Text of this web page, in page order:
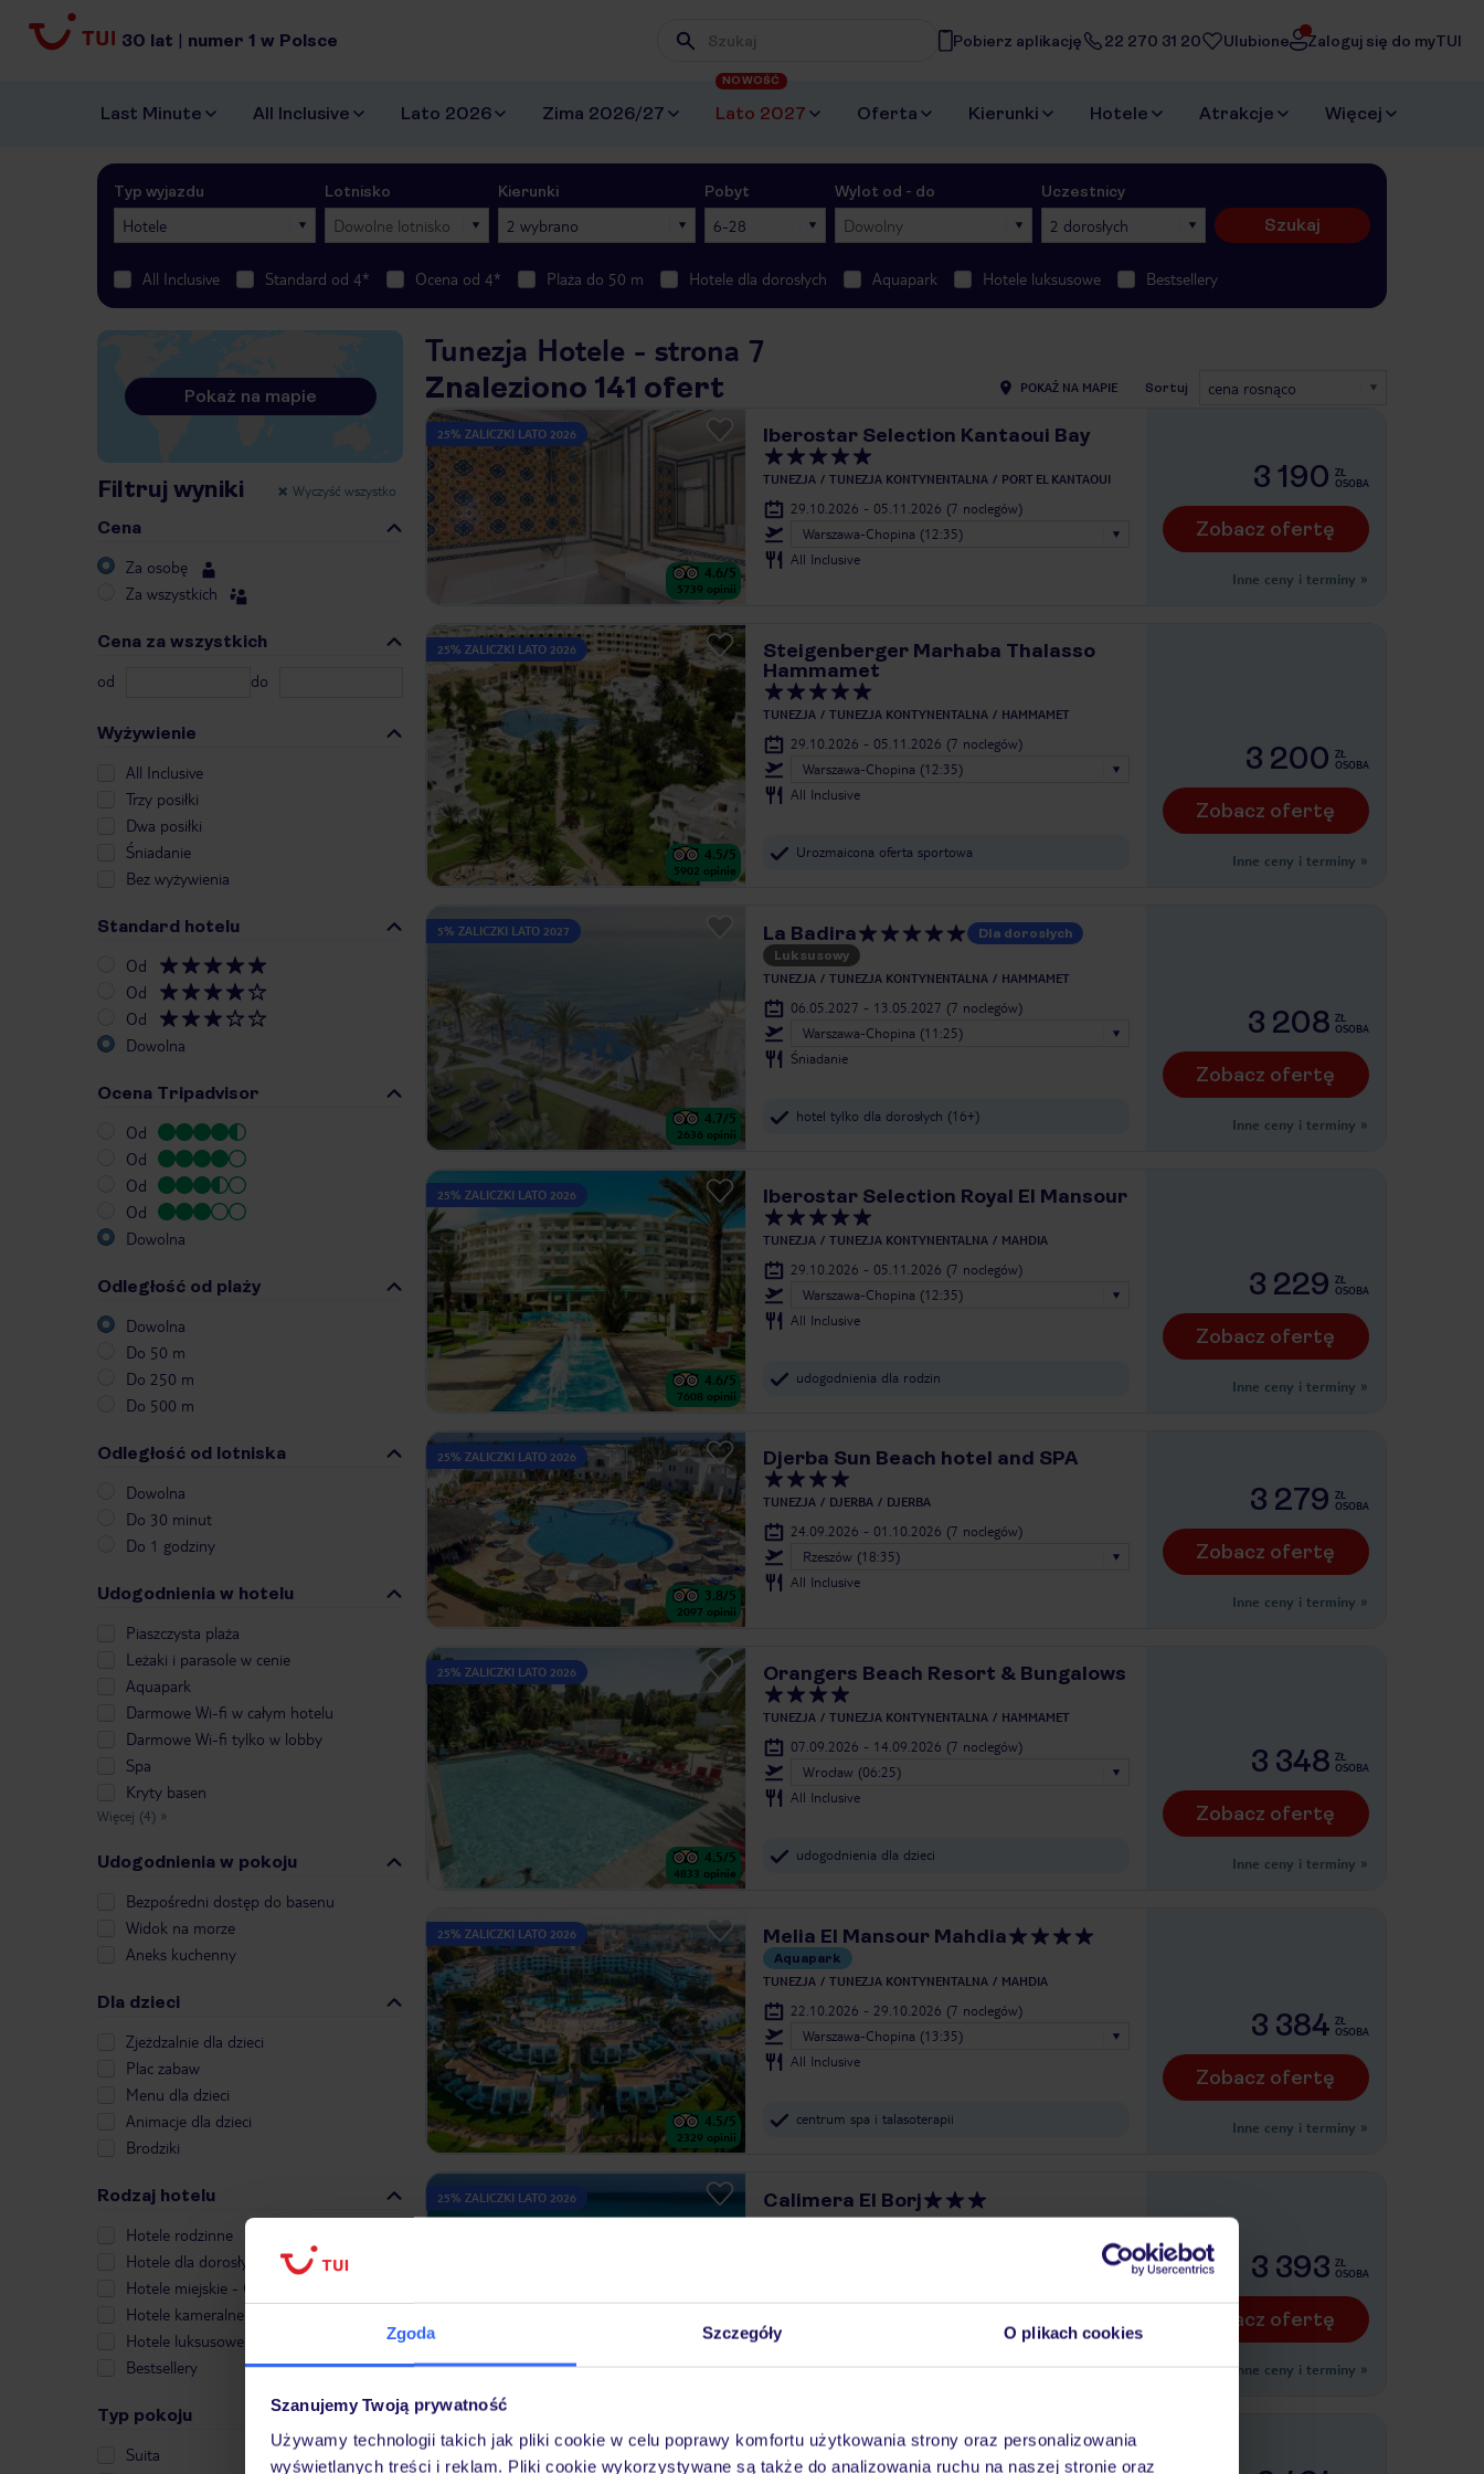
Zgoda Szczegóły O plikach cookies
Szanujemy Twoją prywatność
Używamy technologii takich jak pliki cookie w celu poprawy komfortu użytkowania strony oraz personalizowania
wyświetlanych treści i reklam. Pliki cookie wykorzystywane są także do analizowania ruchu na naszej stronie oraz
30 lat | numer 1 w Polsce Wpisz frazę, której szukasz
Pobierz aplikację 22 270 31 20 Ulubione Zaloguj się do myTUI
Last Minute All Inclusive Lato 2026 Zima 2026/27 Lato 2027
NOWOŚĆ
Oferta Kierunki Hotele Atrakcje Więcej
Typ wyjazdu
Hotele
Lotnisko
Dowolne lotnisko
Kierunki
2 wybrano
Pobyt
6-28
Wylot od - do
Dowolny
Uczestnicy
2 dorosłych Szukaj
All Inclusive Standard od 4* Ocena od 4* Plaża do 50 m Hotele dla dorosłych Aquapark Hotele luksusowe Bestsellery
Pokaż na mapie
Filtruj wyniki Wyczyść wszystko
Cena
Za osobę
Za wszystkich
Cena za wszystkich
od do
Wyżywienie
All Inclusive
Trzy posiłki
Dwa posiłki
Śniadanie
Bez wyżywienia
Standard hotelu
Od
Od
Od
Dowolna
Ocena Tripadvisor
Od
Od
Od
Od
Dowolna
Odległość od plaży
Dowolna
Do 50 m
Do 250 m
Do 500 m
Odległość od lotniska
Dowolna
Do 30 minut
Do 1 godziny
Udogodnienia w hotelu
Piaszczysta plaża
Leżaki i parasole w cenie
Aquapark
Darmowe Wi-fi w całym hotelu
Darmowe Wi-fi tylko w lobby
Spa
Kryty basen
Więcej (4) »
Udogodnienia w pokoju
Bezpośredni dostęp do basenu
Widok na morze
Aneks kuchenny
Dla dzieci
Zjeżdzalnie dla dzieci
Plac zabaw
Menu dla dzieci
Animacje dla dzieci
Brodziki
Rodzaj hotelu
Hotele rodzinne
Hotele dla dorosłych
Hotele miejskie - City Break
Hotele kameralne
Hotele luksusowe
Bestsellery
Typ pokoju
Suita
Tunezja Hotele - strona 7
Znaleziono 141 ofert POKAŻ NA MAPIE Sortuj cena rosnąco
25% ZALICZKI LATO 2026
4.6/5
5739 opinii
Iberostar Selection Kantaoui Bay
TUNEZJA TUNEZJA KONTYNENTALNA PORT EL KANTAOUI
29.10.2026 - 05.11.2026 (7 noclegów)
Warszawa-Chopina (12:35)
All Inclusive
3 190 ZŁ
OSOBA
Zobacz ofertę
Inne ceny i terminy »
25% ZALICZKI LATO 2026
4.5/5
5902 opinie
Steigenberger Marhaba Thalasso
Hammamet
TUNEZJA TUNEZJA KONTYNENTALNA HAMMAMET
29.10.2026 - 05.11.2026 (7 noclegów)
Warszawa-Chopina (12:35)
All Inclusive
Urozmaicona oferta sportowa
3 200 ZŁ
OSOBA
Zobacz ofertę
Inne ceny i terminy »
5% ZALICZKI LATO 2027
4.7/5
2636 opinii
La Badira
Dla dorosłych
Luksusowy
TUNEZJA TUNEZJA KONTYNENTALNA HAMMAMET
06.05.2027 - 13.05.2027 (7 noclegów)
Warszawa-Chopina (11:25)
Śniadanie
hotel tylko dla dorosłych (16+)
3 208 ZŁ
OSOBA
Zobacz ofertę
Inne ceny i terminy »
25% ZALICZKI LATO 2026
4.6/5
7608 opinii
Iberostar Selection Royal El Mansour
TUNEZJA TUNEZJA KONTYNENTALNA MAHDIA
29.10.2026 - 05.11.2026 (7 noclegów)
Warszawa-Chopina (12:35)
All Inclusive
udogodnienia dla rodzin
3 229 ZŁ
OSOBA
Zobacz ofertę
Inne ceny i terminy »
25% ZALICZKI LATO 2026
3.8/5
2097 opinii
Djerba Sun Beach hotel and SPA
TUNEZJA DJERBA DJERBA
24.09.2026 - 01.10.2026 (7 noclegów)
Rzeszów (18:35)
All Inclusive
3 279 ZŁ
OSOBA
Zobacz ofertę
Inne ceny i terminy »
25% ZALICZKI LATO 2026
4.5/5
4833 opinie
Orangers Beach Resort & Bungalows
TUNEZJA TUNEZJA KONTYNENTALNA HAMMAMET
07.09.2026 - 14.09.2026 (7 noclegów)
Wrocław (06:25)
All Inclusive
udogodnienia dla dzieci
3 348 ZŁ
OSOBA
Zobacz ofertę
Inne ceny i terminy »
25% ZALICZKI LATO 2026
4.5/5
2329 opinii
Melia El Mansour Mahdia
Aquapark
TUNEZJA TUNEZJA KONTYNENTALNA MAHDIA
22.10.2026 - 29.10.2026 (7 noclegów)
Warszawa-Chopina (13:35)
All Inclusive
centrum spa i talasoterapii
3 384 ZŁ
OSOBA
Zobacz ofertę
Inne ceny i terminy »
25% ZALICZKI LATO 2026 Calimera El Borj
All Inclusive
3 393 ZŁ
OSOBA
Zobacz ofertę
Inne ceny i terminy »
25% ZALICZKI LATO 2026 Iberostar Selection Kuriat Palace